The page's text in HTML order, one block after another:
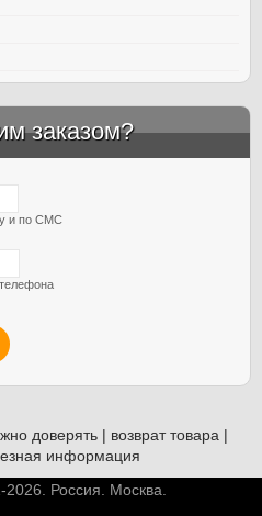
заказом?
и по СМС
доверять | возврат товара |
информация
2026. Россия. Москва.